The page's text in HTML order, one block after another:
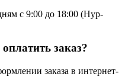
с 9:00 до 18:00 (Нур-
заказ?
заказа в интернет-